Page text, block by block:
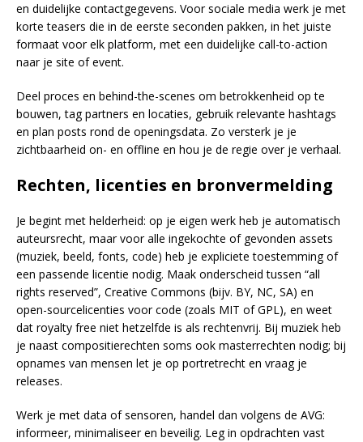
en duidelijke contactgegevens. Voor sociale media werk je met
korte teasers die in de eerste seconden pakken, in het juiste
formaat voor elk platform, met een duidelijke call-to-action
naar je site of event.
Deel proces en behind-the-scenes om betrokkenheid op te
bouwen, tag partners en locaties, gebruik relevante hashtags
en plan posts rond de openingsdata. Zo versterk je je
zichtbaarheid on- en offline en hou je de regie over je verhaal.
Rechten, licenties en bronvermelding
Je begint met helderheid: op je eigen werk heb je automatisch
auteursrecht, maar voor alle ingekochte of gevonden assets
(muziek, beeld, fonts, code) heb je expliciete toestemming of
een passende licentie nodig. Maak onderscheid tussen “all
rights reserved”, Creative Commons (bijv. BY, NC, SA) en
open-sourcelicenties voor code (zoals MIT of GPL), en weet
dat royalty free niet hetzelfde is als rechtenvrij. Bij muziek heb
je naast compositierechten soms ook masterrechten nodig; bij
opnames van mensen let je op portretrecht en vraag je
releases.
Werk je met data of sensoren, handel dan volgens de AVG:
informeer, minimaliseer en beveilig. Leg in opdrachten vast